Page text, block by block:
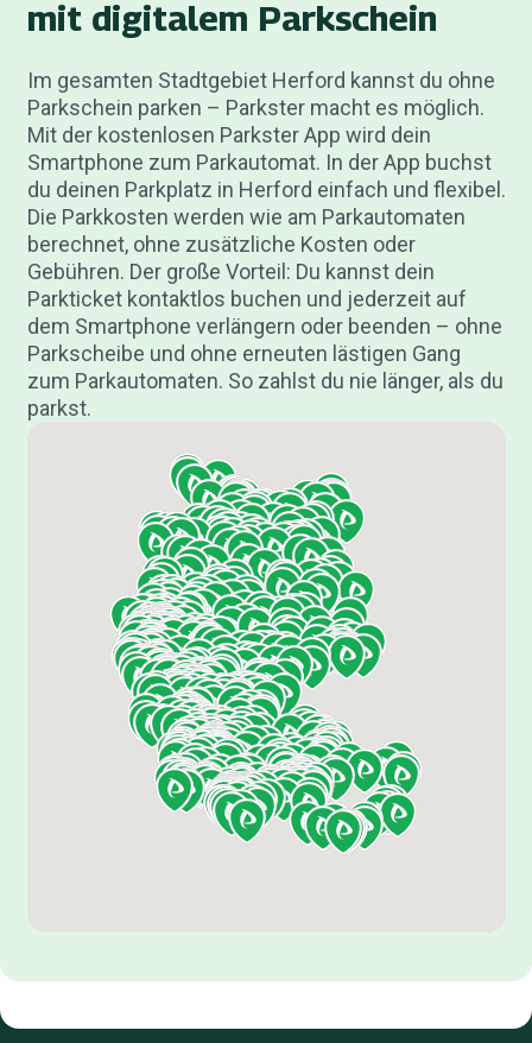
mit digitalem Parkschein
Im gesamten Stadtgebiet Herford kannst du ohne
Parkschein parken – Parkster macht es möglich.
Mit der kostenlosen Parkster App wird dein
Smartphone zum Parkautomat. In der App buchst
du deinen Parkplatz in Herford einfach und flexibel.
Die Parkkosten werden wie am Parkautomaten
berechnet, ohne zusätzliche Kosten oder
Gebühren. Der große Vorteil: Du kannst dein
Parkticket kontaktlos buchen und jederzeit auf
dem Smartphone verlängern oder beenden – ohne
Parkscheibe und ohne erneuten lästigen Gang
zum Parkautomaten. So zahlst du nie länger, als du
parkst.